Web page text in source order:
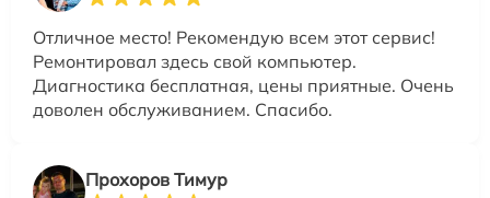
Отличное место! Рекомендую всем этот сервис!
Ремонтировал здесь свой компьютер.
Диагностика бесплатная, цены приятные. Очень
доволен обслуживанием. Спасибо.
Прохоров Тимур